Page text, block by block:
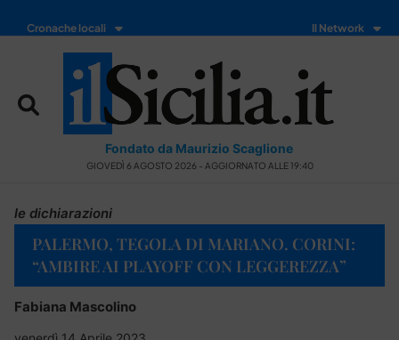
Cronache locali Il Network
Fondato da Maurizio Scaglione
GIOVEDÌ 6 AGOSTO 2026 - AGGIORNATO ALLE 19:40
le dichiarazioni
PALERMO, TEGOLA DI MARIANO. CORINI:
“AMBIRE AI PLAYOFF CON LEGGEREZZA”
Fabiana Mascolino